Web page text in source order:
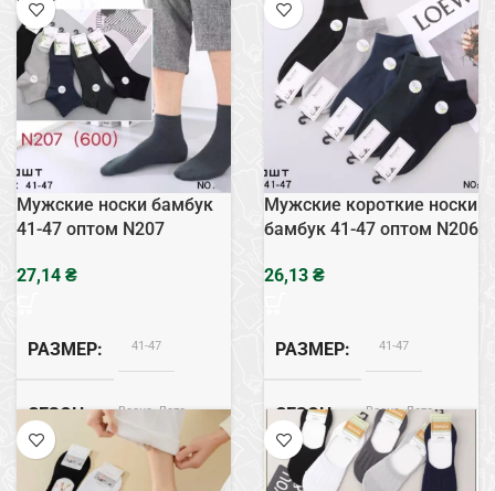
СОСТАВ Хлопок СОСТАВ Хлопок
Мужские носки бамбук
41-47 оптом N207
₴
РАЗМЕР 41-47
СЕЗОН Весна, Лето
СОСТАВ
Мужские короткие носки
бамбук 41-47 оптом N206
₴
РАЗМЕР 41-47
СЕЗОН Весна, Лето
СОСТАВ Бамбук